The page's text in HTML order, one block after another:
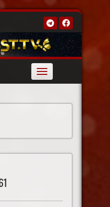
Toggle
navigation